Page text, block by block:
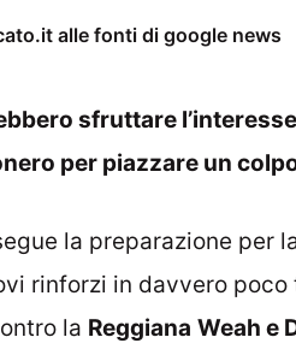
alle fonti di google news
sfruttare
per piazzare un
la preparazione per
rinforzi in davvero
la Reggiana Weah e